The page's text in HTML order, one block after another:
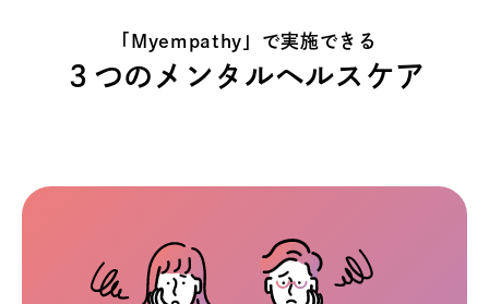
「Myempathy」で実施できる
３つのメンタルヘルスケア